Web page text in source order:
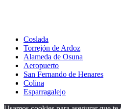
Coslada
Torrejón de Ardoz
Alameda de Osuna
Aeropuerto
San Fernando de Henares
Colina
Esparragalejo